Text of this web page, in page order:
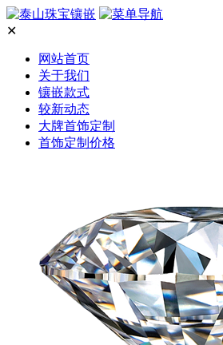
✕
网站首页
关于我们
镶嵌款式
较新动态
大牌首饰定制
首饰定制价格